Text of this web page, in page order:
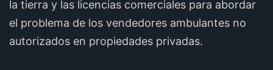
la tierra y las licencias comerciales para abordar
el problema de los vendedores ambulantes no
autorizados en propiedades privadas.